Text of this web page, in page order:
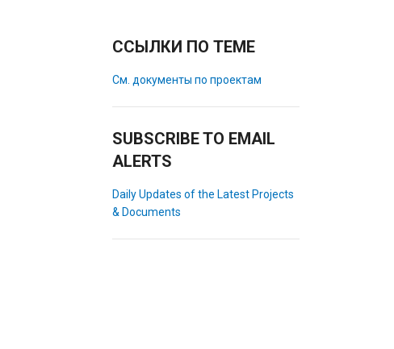
ССЫЛКИ ПО ТЕМЕ
См. документы по проектам
SUBSCRIBE TO EMAIL
ALERTS
Daily Updates of the Latest Projects
& Documents